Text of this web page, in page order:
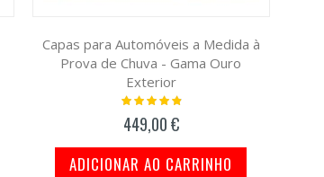
Capas para Automóveis a Medida à
Prova de Chuva - Gama Ouro
Exterior
Classificação:
449,00 €
ADICIONAR AO CARRINHO